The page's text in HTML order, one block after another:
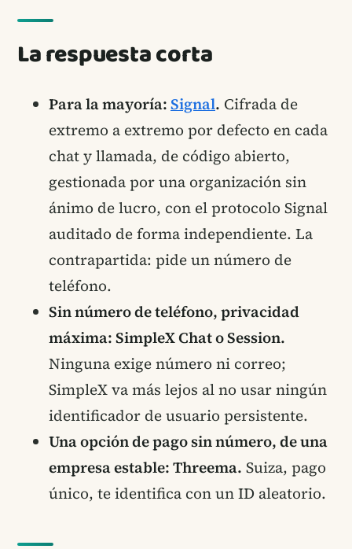
La respuesta corta
Para la mayoría:Signal. Cifrada de
extremo a extremo por defecto en cada
chat y llamada, de código abierto,
gestionada por una organización sin
ánimo de lucro, con el protocolo Signal
auditado de forma independiente. La
contrapartida: pide un número de
teléfono.
Sin número de teléfono, privacidad
máxima: SimpleX Chat o Session.
Ninguna exige número ni correo;
SimpleX va más lejos al no usar ningún
identificador de usuario persistente.
Una opción de pago sin número, de una
empresa estable: Threema. Suiza, pago
único, te identifica con un ID aleatorio.